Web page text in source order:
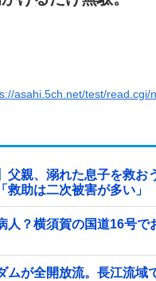
asahi.5ch.net/test/read.cgi/
父親、溺れた息子を救
救助は二次被害が多い」
人？横須賀の国道16号で
ムが全開放流。長江流域